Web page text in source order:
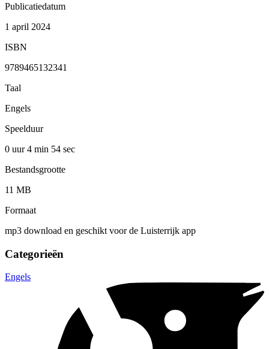
Publicatiedatum
1 april 2024
ISBN
9789465132341
Taal
Engels
Speelduur
0 uur 4 min 54 sec
Bestandsgrootte
11 MB
Formaat
mp3 download en geschikt voor de Luisterrijk app
Categorieën
Engels